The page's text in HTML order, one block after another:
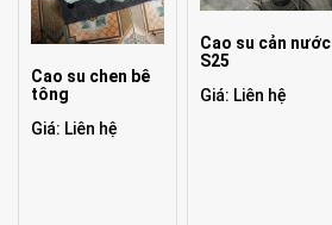
Cao su chen bê
tông
Giá: Liên hệ
Cao su cản nước
S25
Giá: Liên hệ